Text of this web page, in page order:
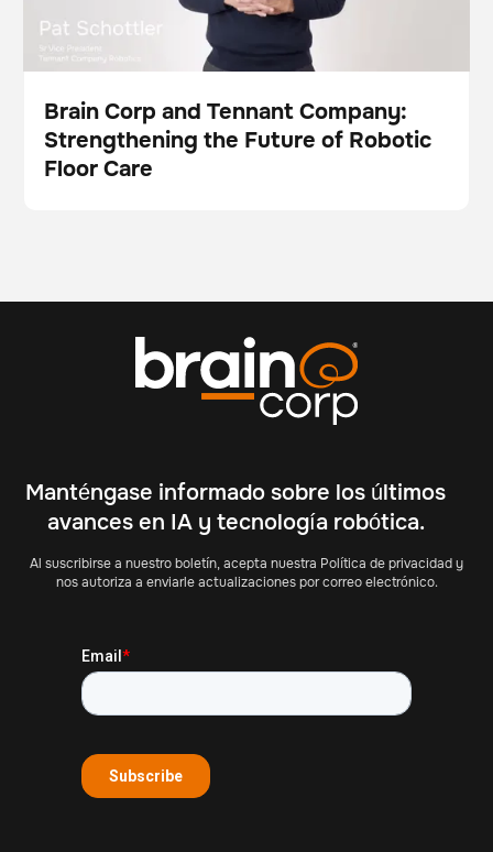
Vídeo
Brain Corp and Tennant Company:
Strengthening the Future of Robotic
Floor Care
Manténgase informado sobre los últimos
avances en IA y tecnología robótica.
Al suscribirse a nuestro boletín, acepta nuestra Política de privacidad y
nos autoriza a enviarle actualizaciones por correo electrónico.